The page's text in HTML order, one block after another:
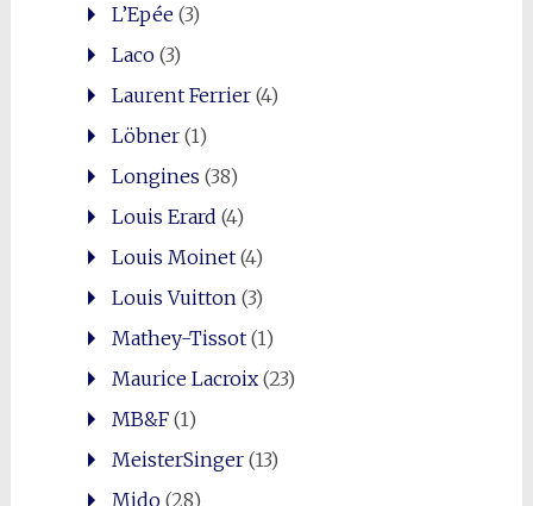
L’Epée(3)
Laco(3)
Laurent Ferrier(4)
Löbner(1)
Longines (38)
Louis Erard (4)
Louis Moinet(4)
Louis Vuitton (3)
Mathey-Tissot(1)
Maurice Lacroix(23)
MB&F(1)
MeisterSinger(13)
Mido(28)